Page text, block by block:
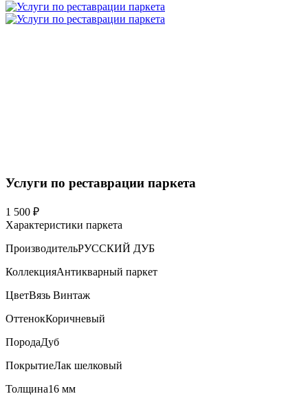
Услуги по реставрации паркета
1 500 ₽
Характеристики паркета
ПроизводительРУССКИЙ ДУБ
КоллекцияАнтикварный паркет
ЦветВязь Винтаж
ОттенокКоричневый
ПородаДуб
ПокрытиеЛак шелковый
Толщина16 мм